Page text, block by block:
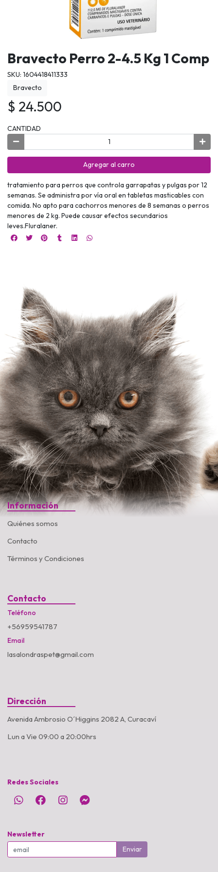
Bravecto Perro 2-4.5 Kg 1 Comp
SKU: 1604418411333
Bravecto
$ 24.500
CANTIDAD
Agregar al carro
tratamiento para perros que controla garrapatas y pulgas por 12
semanas. Se administra por vía oral en tabletas masticables con
comida. No apto para cachorros menores de 8 semanas o perros
menores de 2 kg. Puede causar efectos secundarios
leves.Fluralaner.
Información
Quiénes somos
Contacto
Términos y Condiciones
Contacto
Teléfono
+56959541787
Email
lasalondraspet@gmail.com
Dirección
Avenida Ambrosio O´Higgins 2082 A, Curacaví
Lun a Vie 09:00 a 20:00hrs
Redes Sociales
Newsletter
Enviar